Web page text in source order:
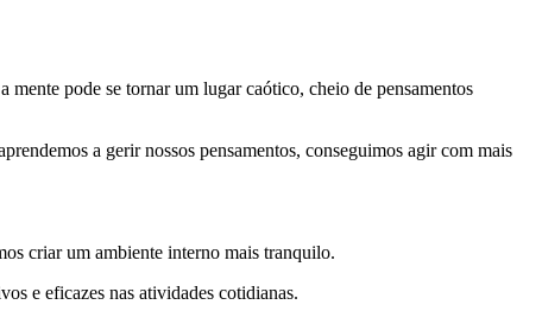
pode se tornar um lugar caótico, cheio de pensamentos
a gerir nossos pensamentos, conseguimos agir com mais
criar um ambiente interno mais tranquilo.
e eficazes nas atividades cotidianas.